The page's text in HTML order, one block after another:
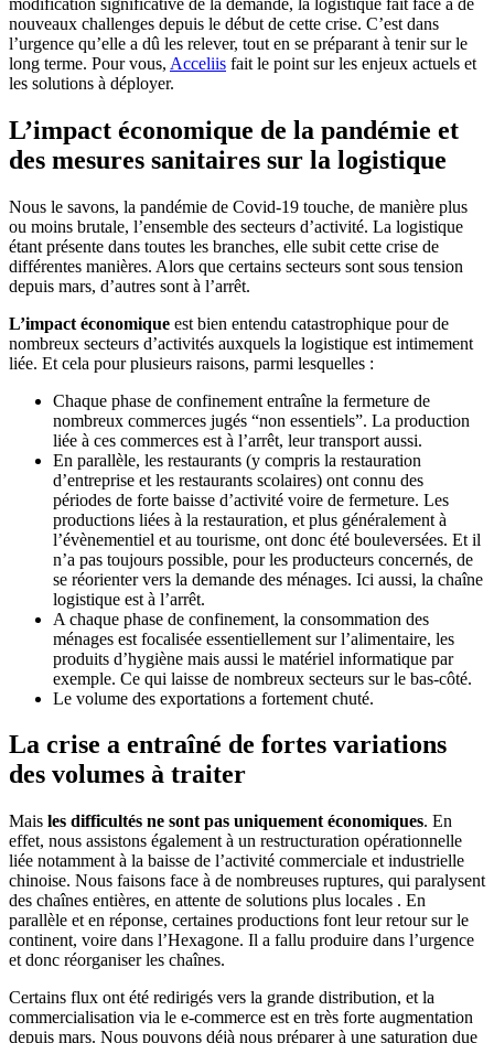
nouveaux challenges depuis le début de cette crise. C’est dans
l’urgence qu’elle a dû les relever, tout en se préparant à tenir sur le
long terme. Pour vous, Acceliis fait le point sur les enjeux actuels et
les solutions à déployer.
L’impact économique de la pandémie et
des mesures sanitaires sur la logistique
Nous le savons, la pandémie de Covid-19 touche, de manière plus
ou moins brutale, l’ensemble des secteurs d’activité. La logistique
étant présente dans toutes les branches, elle subit cette crise de
différentes manières. Alors que certains secteurs sont sous tension
depuis mars, d’autres sont à l’arrêt.
L’impact économique est bien entendu catastrophique pour de
nombreux secteurs d’activités auxquels la logistique est intimement
liée. Et cela pour plusieurs raisons, parmi lesquelles :
Chaque phase de confinement entraîne la fermeture de
nombreux commerces jugés “non essentiels”. La production
liée à ces commerces est à l’arrêt, leur transport aussi.
En parallèle, les restaurants (y compris la restauration
d’entreprise et les restaurants scolaires) ont connu des
périodes de forte baisse d’activité voire de fermeture. Les
productions liées à la restauration, et plus généralement à
l’évènementiel et au tourisme, ont donc été bouleversées. Et il
n’a pas toujours possible, pour les producteurs concernés, de
se réorienter vers la demande des ménages. Ici aussi, la chaîne
logistique est à l’arrêt.
A chaque phase de confinement, la consommation des
ménages est focalisée essentiellement sur l’alimentaire, les
produits d’hygiène mais aussi le matériel informatique par
exemple. Ce qui laisse de nombreux secteurs sur le bas-côté.
Le volume des exportations a fortement chuté.
La crise a entraîné de fortes variations
des volumes à traiter
Mais les difficultés ne sont pas uniquement économiques. En
effet, nous assistons également à un restructuration opérationnelle
liée notamment à la baisse de l’activité commerciale et industrielle
chinoise. Nous faisons face à de nombreuses ruptures, qui paralysent
des chaînes entières, en attente de solutions plus locales . En
parallèle et en réponse, certaines productions font leur retour sur le
continent, voire dans l’Hexagone. Il a fallu produire dans l’urgence
et donc réorganiser les chaînes.
Certains flux ont été redirigés vers la grande distribution, et la
commercialisation via le e-commerce est en très forte augmentation
depuis mars. Nous pouvons déjà nous préparer à une saturation due